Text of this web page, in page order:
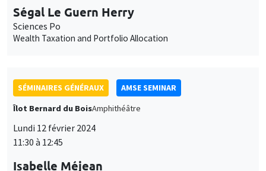
Ségal Le Guern Herry
Sciences Po
Wealth Taxation and Portfolio Allocation
SÉMINAIRES GÉNÉRAUX
AMSE SEMINAR
Îlot Bernard du BoisAmphithéâtre
Lundi 12 février 2024
11:30 à 12:45
Isabelle Méjean